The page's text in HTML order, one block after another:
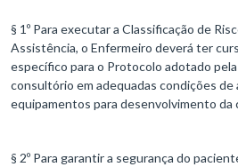
§ 1º Para executar a Classificação de
Assistência, o Enfermeiro deverá ter
específico para o Protocolo adotado
consultório em adequadas condições de
equipamentos para desenvolvimento da
§ 2º Para garantir a segurança do